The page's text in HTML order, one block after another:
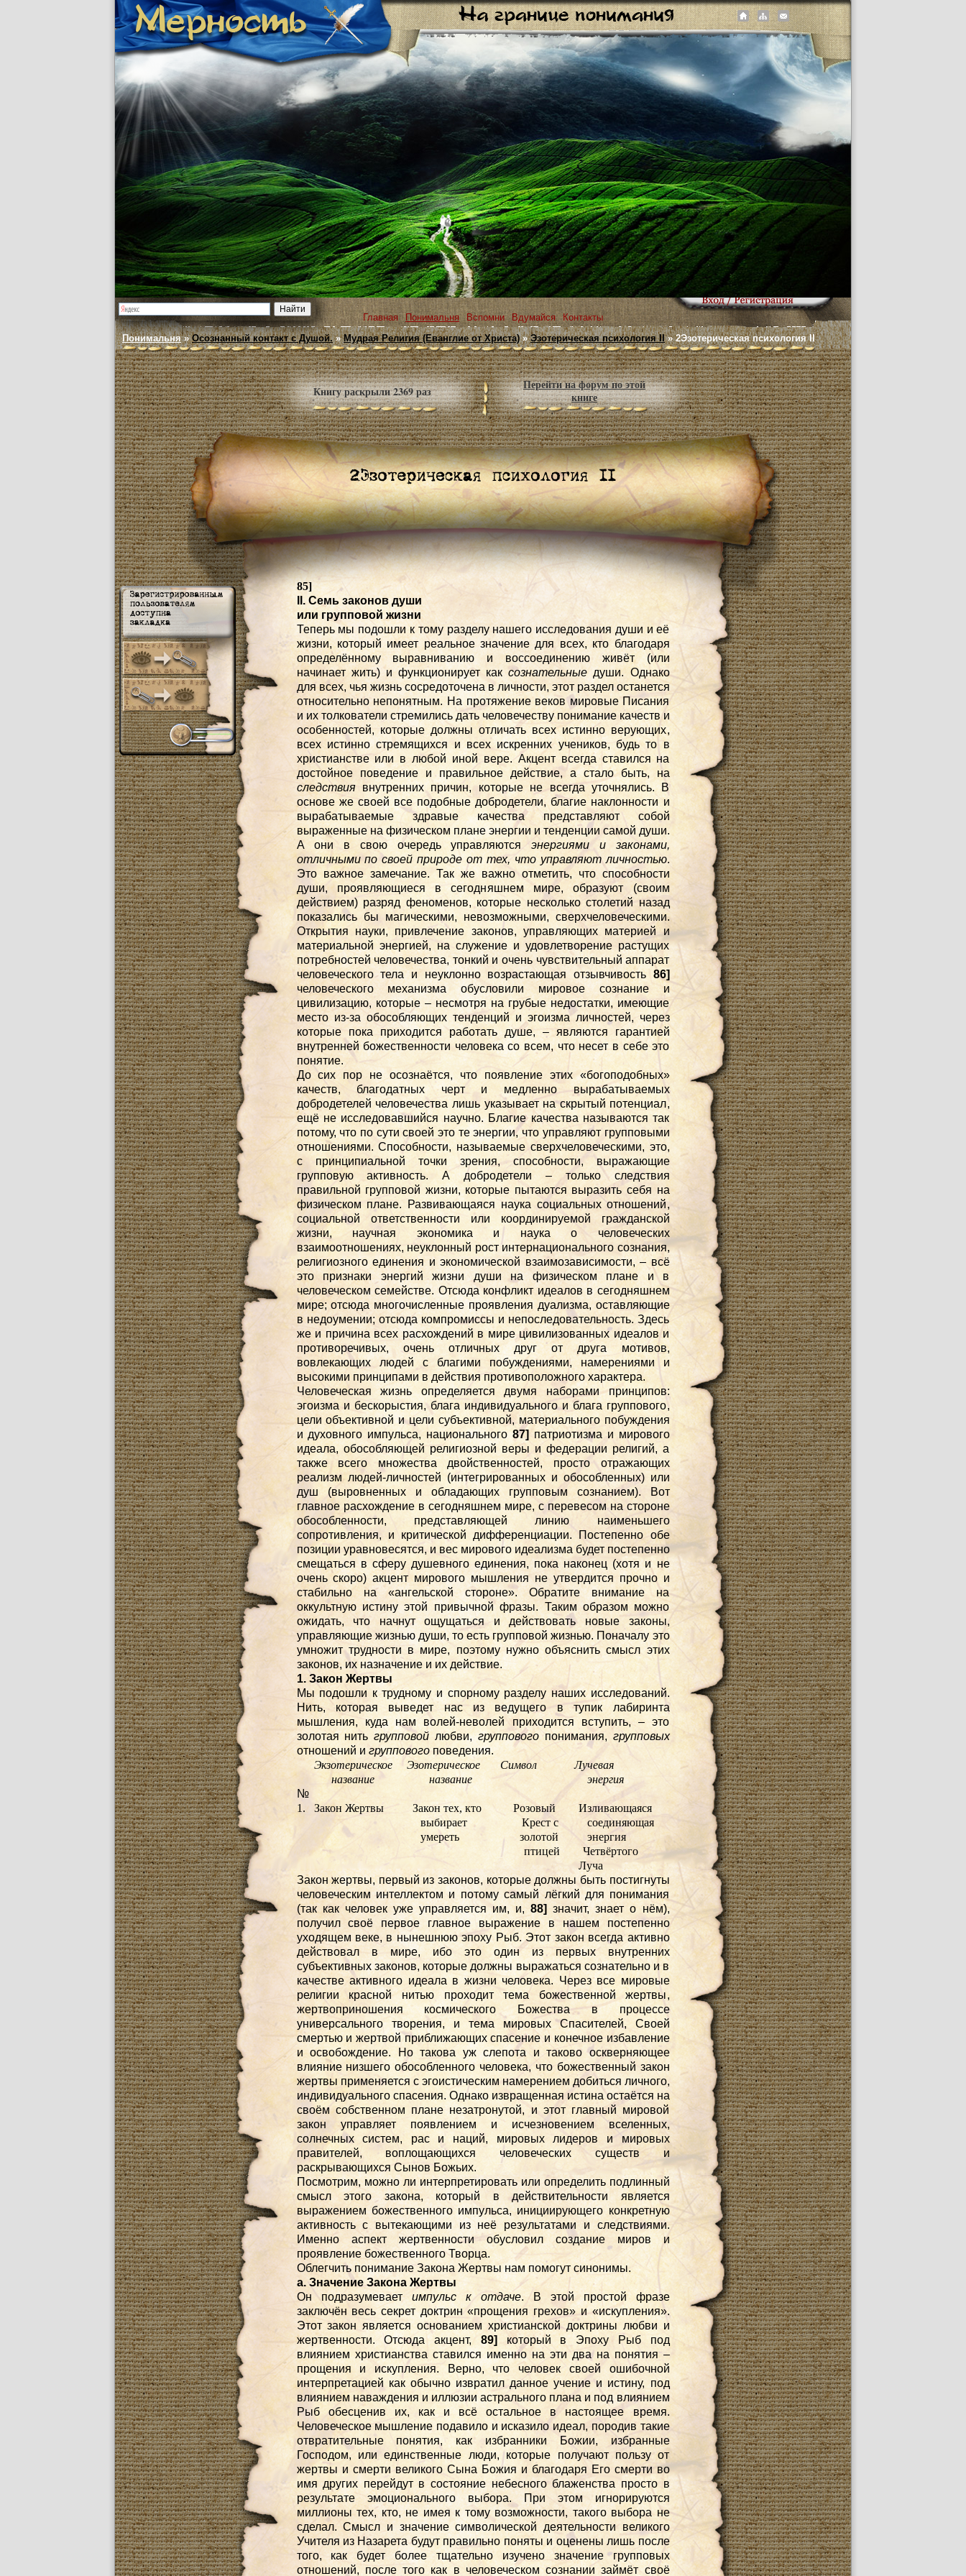
Логин:
Пароль:
Запомнить
Забыли пароль?
Регистрация
Главная Понимальня Вспомни Вдумайся
Контакты
Понимальня»Осознанный контакт с Душой.»Мудрая Религия (Еванглие от Христа)»Эзотерическая психология II»2Эзотерическая психология II
Книгу раскрыли 2369 раз
Перейти на форум по этой
книге
85]
II. Семь законов души
или групповой жизни
Теперь мы подошли к тому разделу нашего исследования души и её
жизни, который имеет реальное значение для всех, кто благодаря
определённому выравниванию и воссоединению живёт (или
начинает жить) и функционирует каксознательныедуши. Однако
для всех, чья жизнь сосредоточена в личности, этот раздел останется
относительно непонятным. На протяжение веков мировые Писания
и их толкователи стремились дать человечеству понимание качеств и
особенностей, которые должны отличать всех истинно верующих,
всех истинно стремящихся и всех искренних учеников, будь то в
христианстве или в любой иной вере. Акцент всегда ставился на
достойное поведение и правильное действие, а стало быть, на
следствиявнутренних причин, которые не всегда уточнялись. В
основе же своей все подобные добродетели, благие наклонности и
вырабатываемые здравые качества представляют собой
выраженные на физическом плане энергии и тенденции самой души.
А они в свою очередь управляются энергиями и законами,
отличными по своей природе от тех, что управляют личностью.
Это важное замечание. Так же важно отметить, что способности
души, проявляющиеся в сегодняшнем мире, образуют (своим
действием) разряд феноменов, которые несколько столетий назад
показались бы магическими, невозможными, сверхчеловеческими.
Открытия науки, привлечение законов, управляющих материей и
материальной энергией, на служение и удовлетворение растущих
потребностей человечества, тонкий и очень чувствительный аппарат
человеческого тела и неуклонно возрастающая отзывчивость 86]
человеческого механизма обусловили мировое сознание и
цивилизацию, которые – несмотря на грубые недостатки, имеющие
место из-за обособляющих тенденций и эгоизма личностей, через
которые пока приходится работать душе, – являются гарантией
внутренней божественности человека со всем, что несет в себе это
понятие.
До сих пор не осознаётся, что появление этих «богоподобных»
качеств, благодатных черт и медленно вырабатываемых
добродетелей человечества лишь указывает на скрытый потенциал,
ещё не исследовавшийся научно. Благие качества называются так
потому, что по сути своей это те энергии, что управляют групповыми
отношениями. Способности, называемые сверхчеловеческими, это,
с принципиальной точки зрения, способности, выражающие
групповую активность. А добродетели – только следствия
правильной групповой жизни, которые пытаются выразить себя на
физическом плане. Развивающаяся наука социальных отношений,
социальной ответственности или координируемой гражданской
жизни, научная экономика и наука о человеческих
взаимоотношениях, неуклонный рост интернационального сознания,
религиозного единения и экономической взаимозависимости, – всё
это признаки энергий жизни души на физическом плане и в
человеческом семействе. Отсюда конфликт идеалов в сегодняшнем
мире; отсюда многочисленные проявления дуализма, оставляющие
в недоумении; отсюда компромиссы и непоследовательность. Здесь
же и причина всех расхождений в мире цивилизованных идеалов и
противоречивых, очень отличных друг от друга мотивов,
вовлекающих людей с благими побуждениями, намерениями и
высокими принципами в действия противоположного характера.
Человеческая жизнь определяется двумя наборами принципов:
эгоизма и бескорыстия, блага индивидуального и блага группового,
цели объективной и цели субъективной, материального побуждения
и духовного импульса, национального87] патриотизма и мирового
идеала, обособляющей религиозной веры и федерации религий, а
также всего множества двойственностей, просто отражающих
реализм людей-личностей (интегрированных и обособленных) или
душ (выровненных и обладающих групповым сознанием). Вот
главное расхождение в сегодняшнем мире, с перевесом на стороне
обособленности, представляющей линию наименьшего
сопротивления, и критической дифференциации. Постепенно обе
позиции уравновесятся, и вес мирового идеализма будет постепенно
смещаться в сферу душевного единения, пока наконец (хотя и не
очень скоро) акцент мирового мышления не утвердится прочно и
стабильно на «ангельской стороне». Обратите внимание на
оккультную истину этой привычной фразы. Таким образом можно
ожидать, что начнут ощущаться и действовать новые законы,
управляющие жизнью души, то есть групповой жизнью. Поначалу это
умножит трудности в мире, поэтому нужно объяснить смысл этих
законов, их назначение и их действие.
1. Закон Жертвы
Мы подошли к трудному и спорному разделу наших исследований.
Нить, которая выведет нас из ведущего в тупик лабиринта
мышления, куда нам волей-неволей приходится вступить, – это
золотая нитьгрупповой любви,групповогопонимания, групповых
отношений и групповогоповедения.
Экзотерическое Эзотерическое Символ Лучевая
название название энергия
№
1. Закон Жертвы Закон тех, кто Розовый Изливающаяся
выбирает Крест с соединяющая
умереть золотой энергия
птицей Четвёртого
Луча
Закон жертвы, первый из законов, которые должны быть постигнуты
человеческим интеллектом и потому самый лёгкий для понимания
(так как человек уже управляется им, и,88] значит, знает о нём),
получил своё первое главное выражение в нашем постепенно
уходящем веке, в нынешнюю эпоху Рыб. Этот закон всегда активно
действовал в мире, ибо это один из первых внутренних
субъективных законов, которые должны выражаться сознательно и в
качестве активного идеала в жизни человека. Через все мировые
религии красной нитью проходит тема божественной жертвы,
жертвоприношения космического Божества в процессе
универсального творения, и тема мировых Спасителей, Своей
смертью и жертвой приближающих спасение и конечное избавление
и освобождение. Но такова уж слепота и таково оскверняющее
влияние низшего обособленного человека, что божественный закон
жертвы применяется с эгоистическим намерением добиться личного,
индивидуального спасения. Однако извращенная истина остаётся на
своём собственном плане незатронутой, и этот главный мировой
закон управляет появлением и исчезновением вселенных,
солнечных систем, рас и наций, мировых лидеров и мировых
правителей, воплощающихся человеческих существ и
раскрывающихся Сынов Божьих.
Посмотрим, можно ли интерпретировать или определить подлинный
смысл этого закона, который в действительности является
выражением божественного импульса, инициирующего конкретную
активность с вытекающими из неё результатами и следствиями.
Именно аспект жертвенности обусловил создание миров и
проявление божественного Творца.
Облегчить понимание Закона Жертвы нам помогут синонимы.
а. Значение Закона Жертвы
Он подразумевает импульс к отдаче. В этой простой фразе
заключён весь секрет доктрин «прощения грехов» и «искупления».
Этот закон является основанием христианской доктрины любви и
жертвенности. Отсюда акцент, 89]
который в Эпоху Рыб под
влиянием христианства ставился именно на эти два на понятия –
прощения и искупления. Верно, что человек своей ошибочной
интерпретацией как обычно извратил данное учение и истину, под
влиянием наваждения и иллюзии астрального плана и под влиянием
Рыб обесценив их, как и всё остальное в настоящее время.
Человеческое мышление подавило и исказило идеал, породив такие
отвратительные понятия, как избранники Божии, избранные
Господом, или единственные люди, которые получают пользу от
жертвы и смерти великого Сына Божия и благодаря Его смерти во
имя других перейдут в состояние небесного блаженства просто в
результате эмоционального выбора. При этом игнорируются
миллионы тех, кто, не имея к тому возможности, такого выбора не
сделал. Смысл и значение символической деятельности великого
Учителя из Назарета будут правильно поняты и оценены лишь после
того, как будет более тщательно изучено значение групповых
отношений, после того как в человеческом сознании займёт своё